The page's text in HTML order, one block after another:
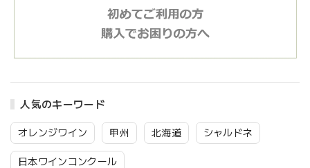
人気のキーワード
オレンジワイン 甲州 北海道 シャルドネ
日本ワインコンクール